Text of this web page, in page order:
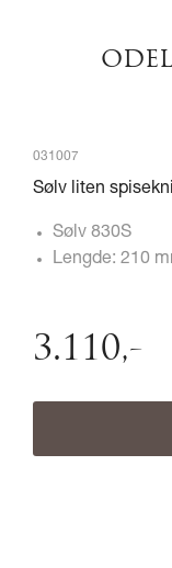
031007
Sølv liten
Sølv 830S
Lengde: 210
3.110,-